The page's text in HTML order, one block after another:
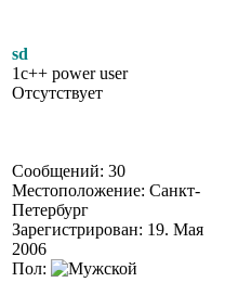
sd
1c++ power user
Отсутствует
Сообщений: 30
Местоположение: Санкт-
Петербург
Зарегистрирован: 19. Мая
2006
Пол: